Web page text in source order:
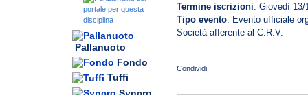
Pallanuoto
Fondo
Tuffi
Termine iscrizioni: Giovedì 13/
Tipo evento: Evento ufficiale
Società afferente al C.R.V.